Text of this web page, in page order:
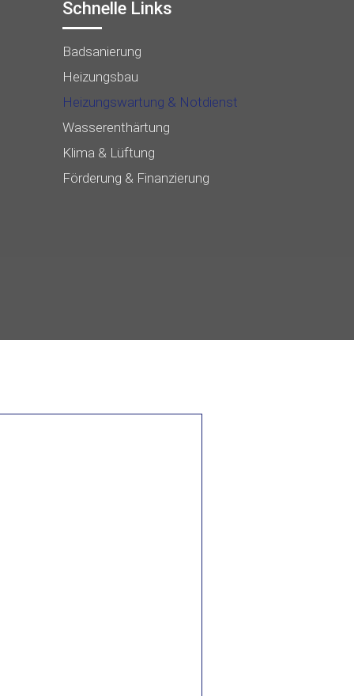
Schnelle Links
Badsanierung
Heizungsbau
Heizungswartung & Notdienst
Wasserenthärtung
Klima & Lüftung
Förderung & Finanzierung